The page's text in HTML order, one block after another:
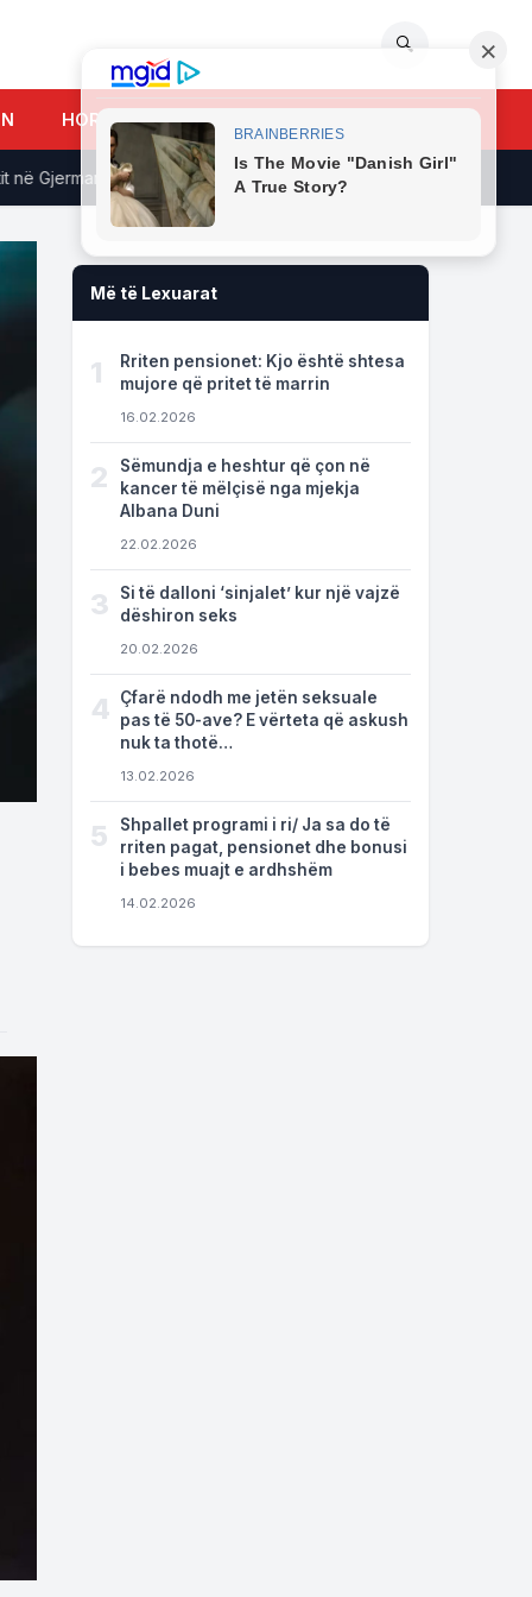
🔍
HOROSKOPI
Jemi në kontakt me autoritetet gjermane
Më të Lexuarat
1
Rriten pensionet: Kjo është shtesa
mujore që pritet të marrin
16.02.2026
2
Sëmundja e heshtur që çon në
kancer të mëlçisë nga mjekja
Albana Duni
22.02.2026
3
Si të dalloni ‘sinjalet’ kur një vajzë
dëshiron seks
20.02.2026
4
Çfarë ndodh me jetën seksuale
pas të 50-ave? E vërteta që askush
nuk ta thotë…
13.02.2026
5
Shpallet programi i ri/ Ja sa do të
rriten pagat, pensionet dhe bonusi
i bebes muajt e ardhshëm
14.02.2026